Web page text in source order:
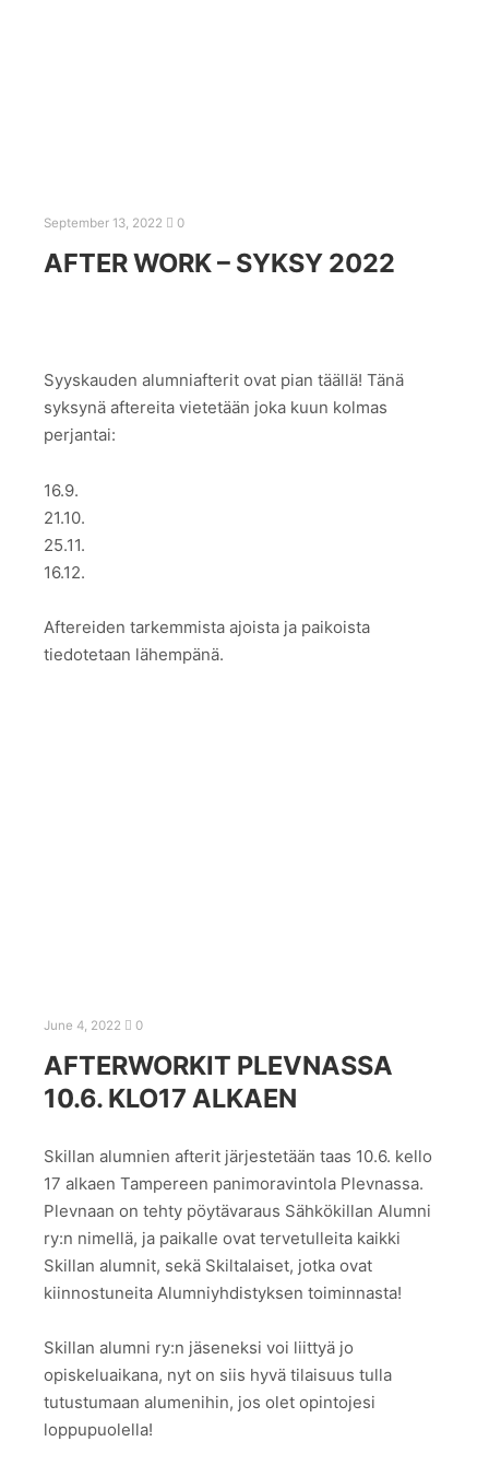
September 13, 2022 0
AFTER WORK – SYKSY 2022
Syyskauden alumniafterit ovat pian täällä! Tänä
syksynä aftereita vietetään joka kuun kolmas
perjantai:
16.9.
21.10.
25.11.
16.12.
Aftereiden tarkemmista ajoista ja paikoista
tiedotetaan lähempänä.
June 4, 2022 0
AFTERWORKIT PLEVNASSA
10.6. KLO17 ALKAEN
Skillan alumnien afterit järjestetään taas 10.6. kello
17 alkaen Tampereen panimoravintola Plevnassa.
Plevnaan on tehty pöytävaraus Sähkökillan Alumni
ry:n nimellä, ja paikalle ovat tervetulleita kaikki
Skillan alumnit, sekä Skiltalaiset, jotka ovat
kiinnostuneita Alumniyhdistyksen toiminnasta!
Skillan alumni ry:n jäseneksi voi liittyä jo
opiskeluaikana, nyt on siis hyvä tilaisuus tulla
tutustumaan alumenihin, jos olet opintojesi
loppupuolella!